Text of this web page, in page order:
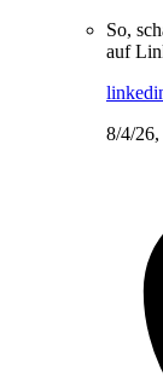
So,
auf
8/4/